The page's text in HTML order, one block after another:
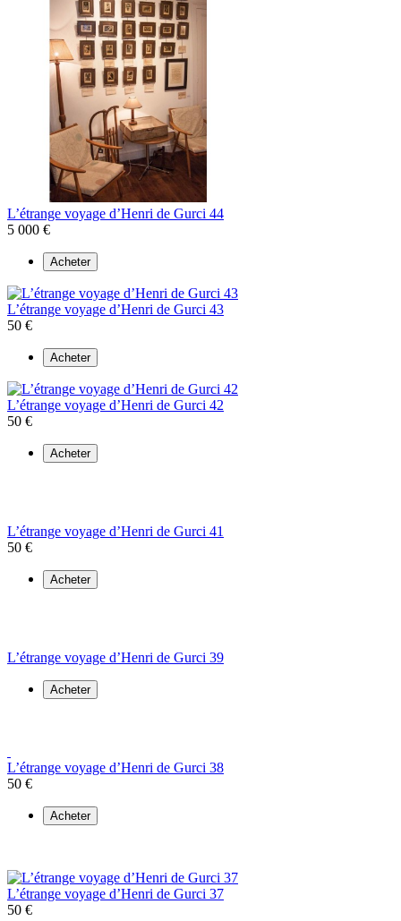
L’étrange voyage d’Henri de Gurci 44
5 000 €
Acheter
L’étrange voyage d’Henri de Gurci 43
50 €
Acheter
L’étrange voyage d’Henri de Gurci 42
50 €
Acheter
L’étrange voyage d’Henri de Gurci 41
50 €
Acheter
L’étrange voyage d’Henri de Gurci 39
Acheter
L’étrange voyage d’Henri de Gurci 38
50 €
Acheter
L’étrange voyage d’Henri de Gurci 37
50 €